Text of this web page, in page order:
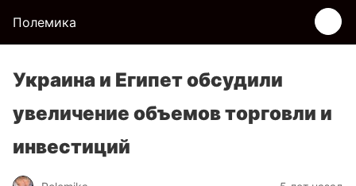
Полемика
Украина и Египет обсудили
увеличение объемов торговли и
инвестиций